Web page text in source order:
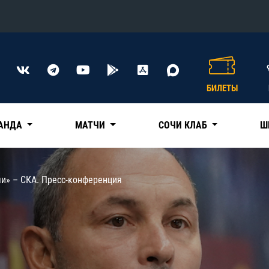
Конференция «Восток»
Нефтехимик
Трактор
Дивизион Чернышева
Авангард
Адмирал
КХЛ
БИЛЕТЫ
МАТЧИ СОЧИ КЛАБ
– СКА. Пресс-конференция